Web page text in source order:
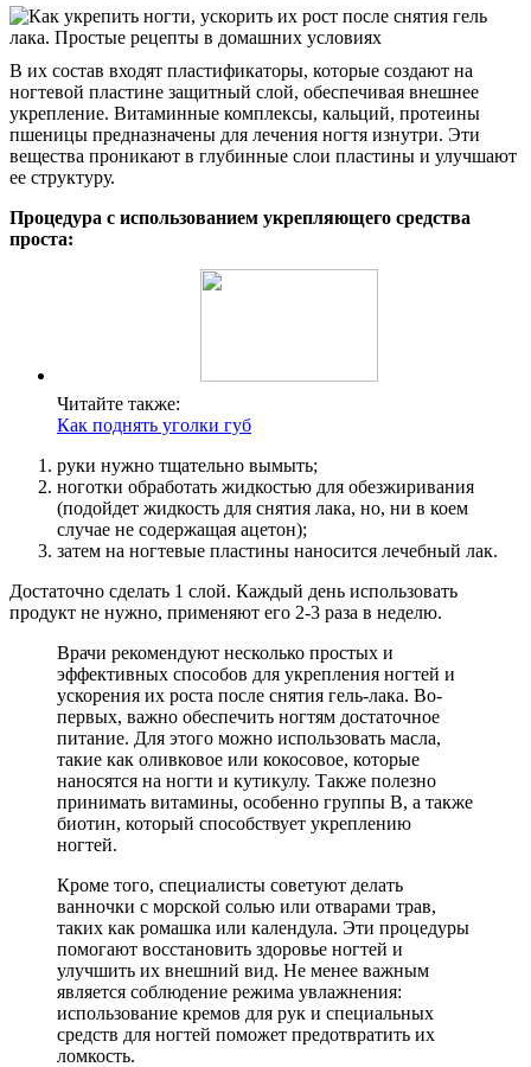
В их состав входят пластификаторы, которые создают на
ногтевой пластине защитный слой, обеспечивая внешнее
укрепление. Витаминные комплексы, кальций, протеины
пшеницы предназначены для лечения ногтя изнутри. Эти
вещества проникают в глубинные слои пластины и улучшают
ее структуру.
Процедура с использованием укрепляющего средства
проста:
Читайте также:
Как поднять уголки губ
руки нужно тщательно вымыть;
ноготки обработать жидкостью для обезжиривания
(подойдет жидкость для снятия лака, но, ни в коем
случае не содержащая ацетон);
затем на ногтевые пластины наносится лечебный лак.
Достаточно сделать 1 слой. Каждый день использовать
продукт не нужно, применяют его 2-3 раза в неделю.
Врачи рекомендуют несколько простых и
эффективных способов для укрепления ногтей и
ускорения их роста после снятия гель-лака. Во-
первых, важно обеспечить ногтям достаточное
питание. Для этого можно использовать масла,
такие как оливковое или кокосовое, которые
наносятся на ногти и кутикулу. Также полезно
принимать витамины, особенно группы B, а также
биотин, который способствует укреплению
ногтей.
Кроме того, специалисты советуют делать
ванночки с морской солью или отварами трав,
таких как ромашка или календула. Эти процедуры
помогают восстановить здоровье ногтей и
улучшить их внешний вид. Не менее важным
является соблюдение режима увлажнения:
использование кремов для рук и специальных
средств для ногтей поможет предотвратить их
ломкость.